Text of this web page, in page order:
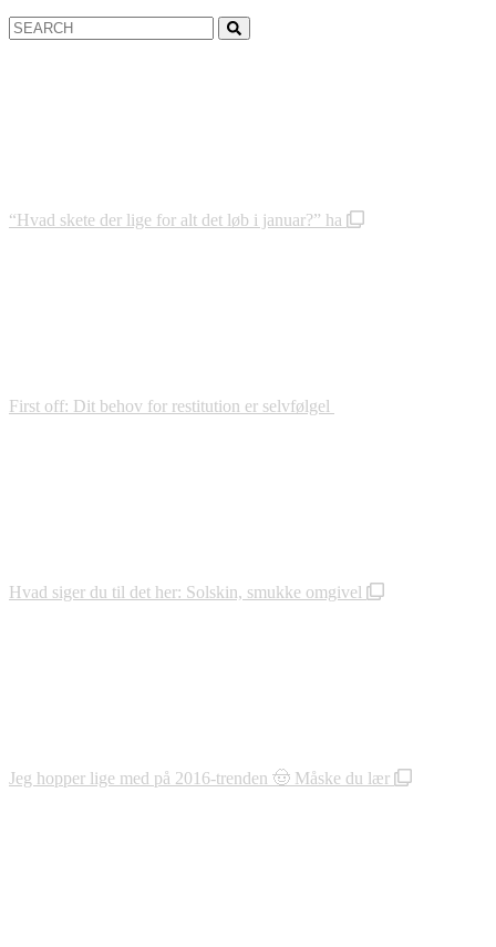
Search
for:
“Hvad skete der lige for alt det løb i januar?” ha
First off: Dit behov for restitution er selvfølgel
Hvad siger du til det her: Solskin, smukke omgivel
Jeg hopper lige med på 2016-trenden 🤠 Måske du lær